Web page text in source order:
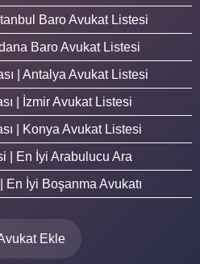
Baro Avukat Listesi
Baro Avukat Listesi
| Antalya Avukat Listesi
| İzmir Avukat Listesi
| Konya Avukat Listesi
| En İyi Arabulucu Ara
En İyi Boşanma Avukatı
Ekle